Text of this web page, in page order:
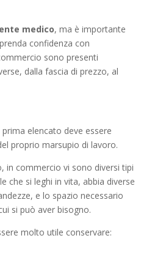
medico, ma è importante
confidenza con
sono presenti
dalla fascia di prezzo, al
elencato deve essere
proprio marsupio di lavoro.
in commercio vi sono diversi tipi
che si leghi in vita, abbia diverse
e lo spazio necessario
si può aver bisogno.
molto utile conservare: